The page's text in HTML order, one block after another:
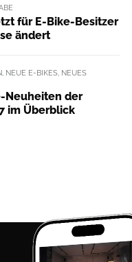
für E-Bike-Besitzer
ändert
NEUE E-BIKES, NEUES
Neuheiten der
im Überblick